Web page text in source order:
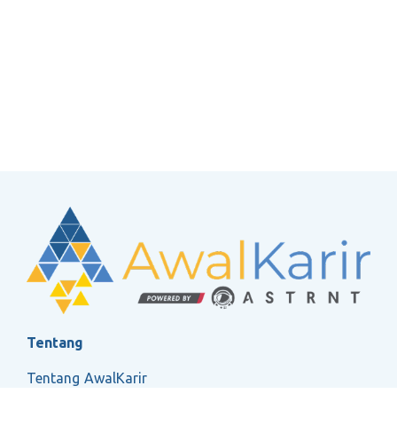
Tentang
Tentang AwalKarir